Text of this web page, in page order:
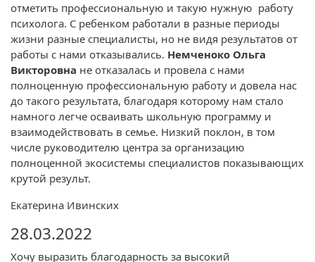
отметить профессиональную и такую нужную работу
психолога. С ребенком работали в разные периоды
жизни разные специалисты, но не видя результатов от
работы с нами отказывались. Немченоко Ольга
Викторовна не отказалась и провела с нами
полноценную профессиональную работу и довела нас
до такого результата, благодаря которому нам стало
намного легче осваивать школьную программу и
взаимодействовать в семье. Низкий поклон, в том
числе руководителю центра за организацию
полноценной экосистемы специалистов показывающих
крутой результ.
Екатерина Ивинских
28.03.2022
Хочу выразить благодарность за высокий